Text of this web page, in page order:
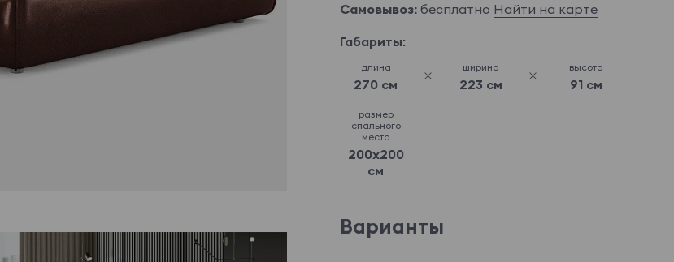
Самовывоз:бесплатно Найти на карте
Габариты:
длина
270 см
ширина
223 см
высота
91 см
размер
спального
места
200x200
см
Варианты